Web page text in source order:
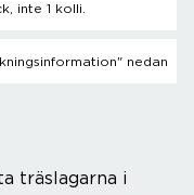
inte 1 kolli.
nedan
träslagarna i